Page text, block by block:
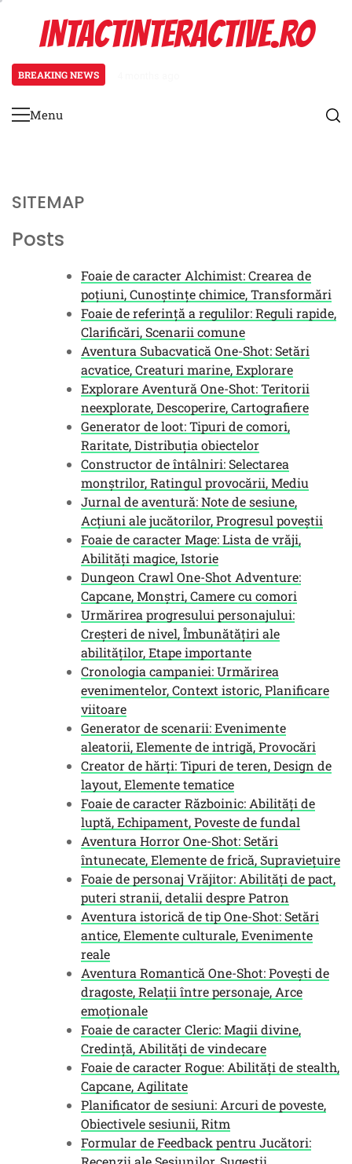
contentINTACTINTERACTIVE.RO
BREAKING NEWS
Primary
Menu
SITEMAP
Posts
Foaie de caracter Alchimist: Crearea de
poțiuni, Cunoștințe chimice, Transformări
Foaie de referință a regulilor: Reguli rapide,
Clarificări, Scenarii comune
Aventura Subacvatică One-Shot: Setări
acvatice, Creaturi marine, Explorare
Explorare Aventură One-Shot: Teritorii
neexplorate, Descoperire, Cartografiere
Generator de loot: Tipuri de comori,
Raritate, Distribuția obiectelor
Constructor de întâlniri: Selectarea
monștrilor, Ratingul provocării, Mediu
Jurnal de aventură: Note de sesiune,
Acțiuni ale jucătorilor, Progresul poveștii
Foaie de caracter Mage: Lista de vrăji,
Abilități magice, Istorie
Dungeon Crawl One-Shot Adventure:
Capcane, Monștri, Camere cu comori
Urmărirea progresului personajului:
Creșteri de nivel, Îmbunătățiri ale
abilităților, Etape importante
Cronologia campaniei: Urmărirea
evenimentelor, Context istoric, Planificare
viitoare
Generator de scenarii: Evenimente
aleatorii, Elemente de intrigă, Provocări
Creator de hărți: Tipuri de teren, Design de
layout, Elemente tematice
Foaie de caracter Războinic: Abilități de
luptă, Echipament, Poveste de fundal
Aventura Horror One-Shot: Setări
întunecate, Elemente de frică, Supraviețuire
Foaie de personaj Vrăjitor: Abilități de pact,
puteri stranii, detalii despre Patron
Aventura istorică de tip One-Shot: Setări
antice, Elemente culturale, Evenimente
reale
Aventura Romantică One-Shot: Povești de
dragoste, Relații între personaje, Arce
emoționale
Foaie de caracter Cleric: Magii divine,
Credință, Abilități de vindecare
Foaie de caracter Rogue: Abilități de stealth,
Capcane, Agilitate
Planificator de sesiuni: Arcuri de poveste,
Obiectivele sesiunii, Ritm
Formular de Feedback pentru Jucători: